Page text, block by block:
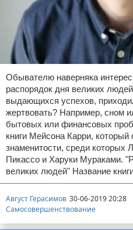
Обывателю наверняка
распорядок дня великих
выдающихся успехов,
жертвовать? Например, сном
бытовых или финансовых
книги Мейсона Карри,
знаменитости, среди
Пикассо и Харуки Мураками.
великих людей" Название
Август Герасимов 30-06-2019 20:28
Самосовершенствование